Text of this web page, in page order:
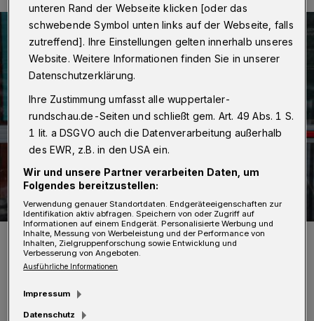
Menschen vor dem Impfzentrum auf dem Wuppertaler Campus
Freudenberg.
unteren Rand der Webseite klicken [oder das
schwebende Symbol unten links auf der Webseite, falls
zutreffend]. Ihre Einstellungen gelten innerhalb unseres
Website. Weitere Informationen finden Sie in unserer
Datenschutzerklärung.
Ihre Zustimmung umfasst alle wuppertaler-
rundschau.de-Seiten und schließt gem. Art. 49 Abs. 1 S.
1 lit. a DSGVO auch die Datenverarbeitung außerhalb
des EWR, z.B. in den USA ein.
Wir und unsere Partner verarbeiten Daten, um
Folgendes bereitzustellen:
Verwendung genauer Standortdaten. Endgeräteeigenschaften zur
Identifikation aktiv abfragen. Speichern von oder Zugriff auf
Informationen auf einem Endgerät. Personalisierte Werbung und
Inhalte, Messung von Werbeleistung und der Performance von
Inhalten, Zielgruppenforschung sowie Entwicklung und
Verbesserung von Angeboten.
Ausführliche Informationen
Impressum
Datenschutz